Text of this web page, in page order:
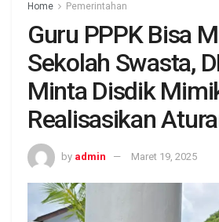
Home Pemerintahan
Guru PPPK Bisa
Sekolah Swasta,
Minta Disdik
Realisasikan
by admin Maret 19, 2025